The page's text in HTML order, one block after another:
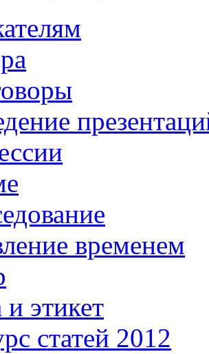
временем
этикет
статей 2012